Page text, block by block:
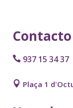
Contacto
937 15 34 37
Plaça 1